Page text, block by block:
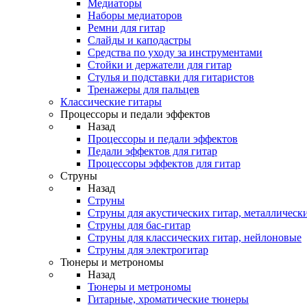
Медиаторы
Наборы медиаторов
Ремни для гитар
Слайды и каподастры
Средства по уходу за инструментами
Стойки и держатели для гитар
Стулья и подставки для гитаристов
Тренажеры для пальцев
Классические гитары
Процессоры и педали эффектов
Назад
Процессоры и педали эффектов
Педали эффектов для гитар
Процессоры эффектов для гитар
Струны
Назад
Струны
Струны для акустических гитар,
Струны для бас-гитар
Струны для классических гитар, нейлоновые
Струны для электрогитар
Тюнеры и метрономы
Назад
Тюнеры и метрономы
Гитарные, хроматические тюнеры